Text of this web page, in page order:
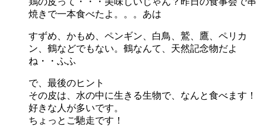
焼きで一本食べたよ。。。あは
すずめ、かもめ、ペンギン、白鳥、鷲、鷹、ペリカ
ン、鶴などでもない。鶴なんて、天然記念物だよ
ね・・ふふ
で、最後のヒント
その皮は、水の中に生きる生物で、なんと食べます！
好きな人が多いです。
ちょっとご馳走です！